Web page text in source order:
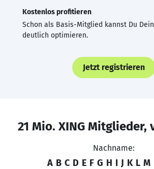
Kostenlos profitieren
Schon als Basis-Mitglied kannst Du
deutlich optimieren.
Jetzt registrieren
21 Mio. XING Mitglieder,
Nachname:
A B C D E F G H I J K L M